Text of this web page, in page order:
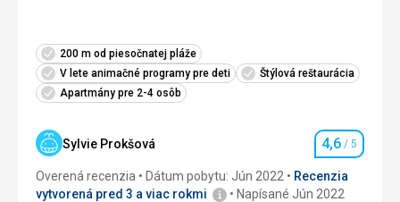
200 m od piesočnatej pláže
V lete animačné programy pre deti
Štýlová reštaurácia
Apartmány pre 2-4 osôb
Sylvie Prokšová Hodnotenie
4,6 / 5
Overená recenzia Dátum pobytu: Jún 2022
Recenzia
vytvorená pred 3 a viac rokmi
Napísané Jún 2022